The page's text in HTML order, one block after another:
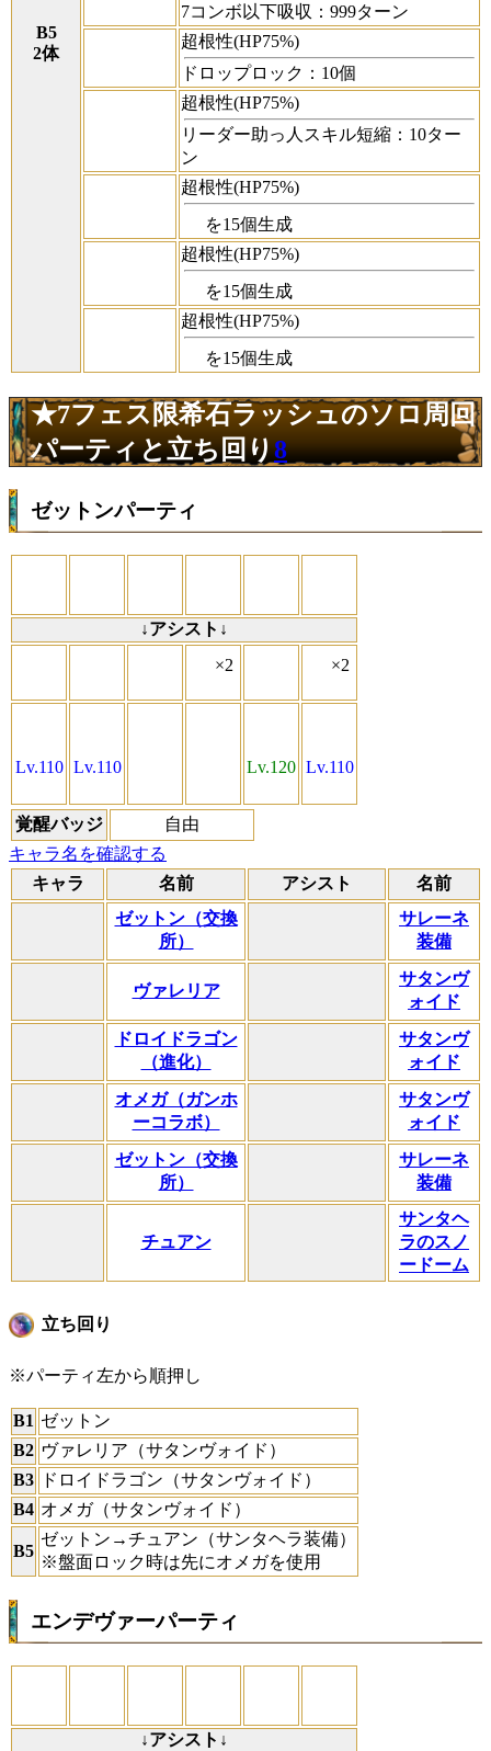
B5
2体
7コンボ以下吸収：999ターン
超根性(HP75%)
ドロップロック：10個
超根性(HP75%)
リーダー助っ人スキル短縮：10ター
ン
超根性(HP75%)
を15個生成
超根性(HP75%)
を15個生成
超根性(HP75%)
を15個生成
★7フェス限希石ラッシュのソロ周回
パーティと立ち回り8
ゼットンパーティ
↓アシスト↓
×2
×2
Lv.110 Lv.110 Lv.120 Lv.110
覚醒バッジ
自由
キャラ名を確認する
キャラ
名前 アシスト
名前
ゼットン（交換
所）
サレーネ
装備
ヴァレリア
サタンヴ
ォイド
ドロイドラゴン
（進化）
サタンヴ
ォイド
オメガ（ガンホ
ーコラボ）
サタンヴ
ォイド
ゼットン（交換
所）
サレーネ
装備
チュアン
サンタヘ
ラのスノ
ードーム
立ち回り
※パーティ左から順押し
B1 ゼットン
B2 ヴァレリア（サタンヴォイド）
B3
ドロイドラゴン（サタンヴォイド）
B4 オメガ（サタンヴォイド）
B5
ゼットン→チュアン（サンタヘラ装備）
※盤面ロック時は先にオメガを使用
エンデヴァーパーティ
↓アシスト↓